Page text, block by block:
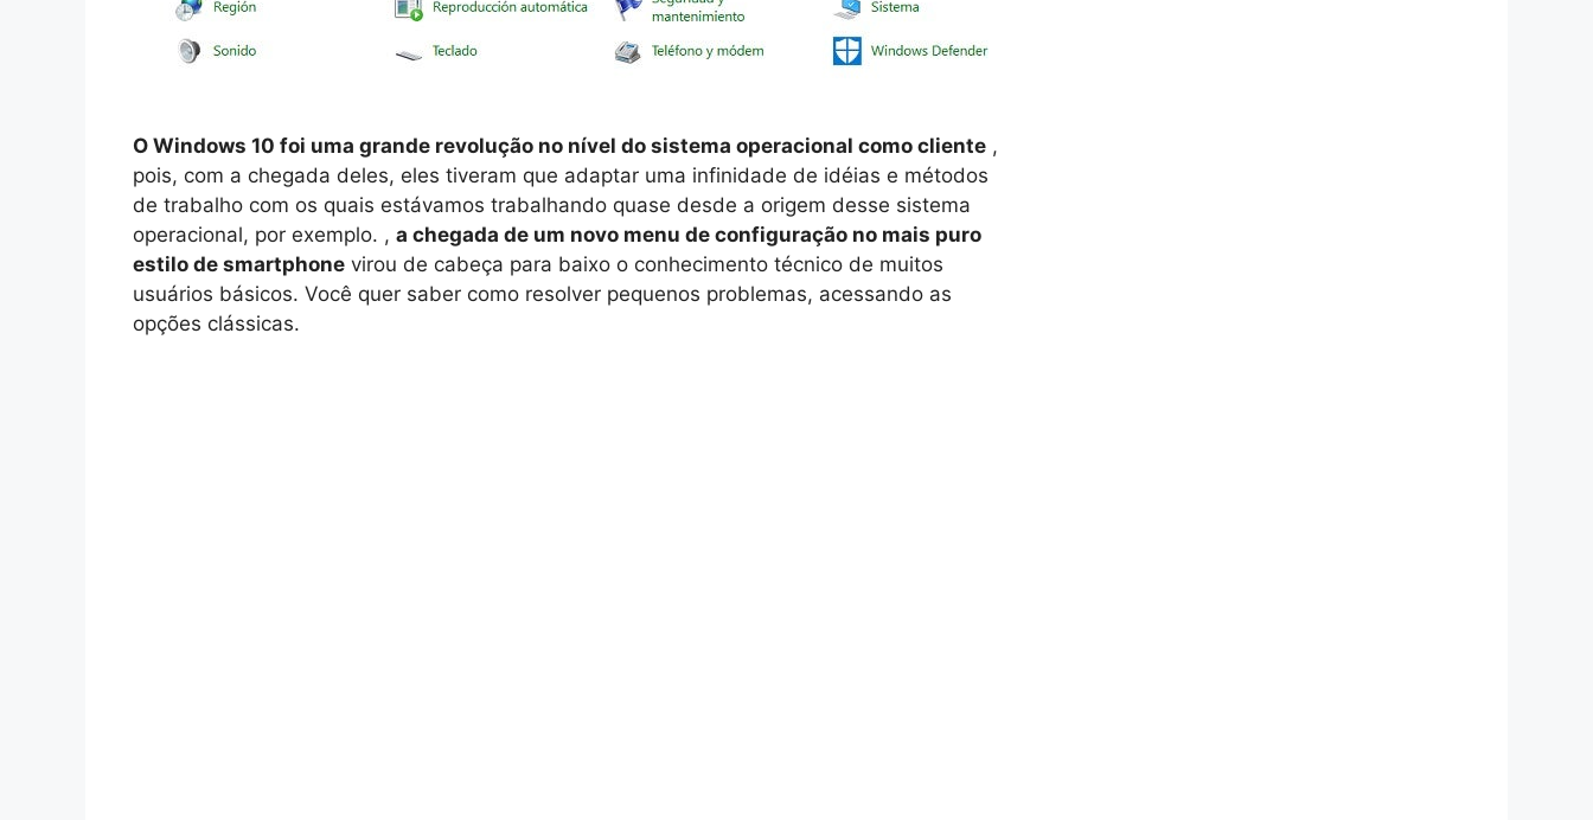
O Windows 10 foi uma grande revolução no nível do sistema operacional como cliente ,
pois, com a chegada deles, eles tiveram que adaptar uma infinidade de idéias e métodos
de trabalho com os quais estávamos trabalhando quase desde a origem desse sistema
operacional, por exemplo. , a chegada de um novo menu de configuração no mais puro
estilo de smartphone virou de cabeça para baixo o conhecimento técnico de muitos
usuários básicos. Você quer saber como resolver pequenos problemas, acessando as
opções clássicas.